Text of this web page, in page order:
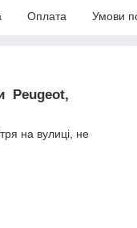
Оплата Умови
Peugeot,
на вулиці, не